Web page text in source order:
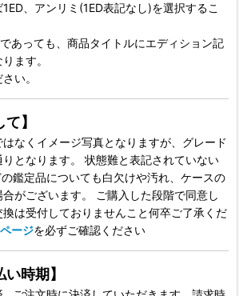
、アンリミ(1ED表記なし)を選択するこ
あっても、商品タイトルにエディション記
ます。
い。
】
なくイメージ写真となりますが、グレード
となります。 状態難と表記されていない
鑑定品についても白欠けや汚れ、ケースの
がございます。 ご購入した段階で同意し
は受付しておりませんこと何卒ご了承くだ
ージを必ずご確認ください
時期】